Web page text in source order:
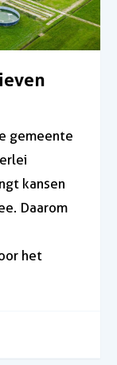
gemeente
kansen
Daarom
het